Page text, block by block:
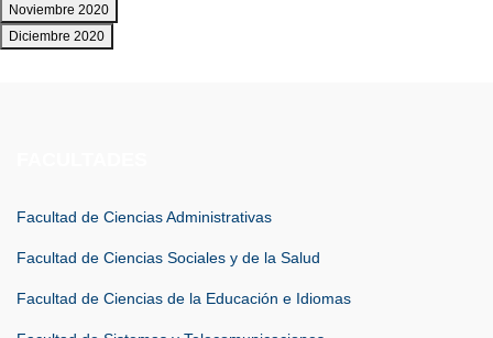
Noviembre 2020
Diciembre 2020
Facultad de Ciencias Administrativas
Facultad de Ciencias Sociales y de la Salud
Facultad de Ciencias de la Educación e Idiomas